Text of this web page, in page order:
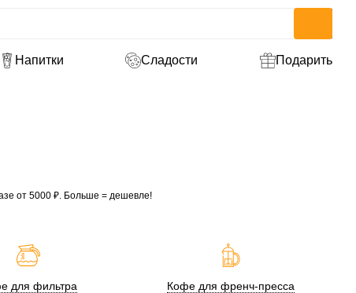
Напитки Сладости Подарить
от 5000 ₽. Больше = дешевле!
для фильтра Кофе для френч-пресса